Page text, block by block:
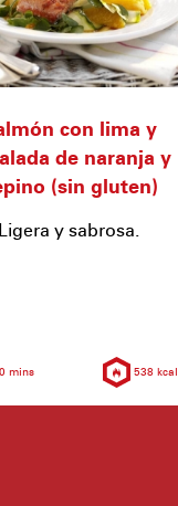
con lima y
de naranja y
(sin gluten)
Ligera y sabrosa.
mins 538 kcal